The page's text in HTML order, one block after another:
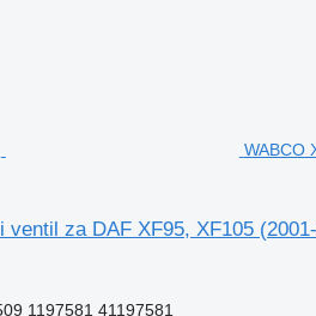
WABCO
za DAF XF95, XF105
1197581 41197581